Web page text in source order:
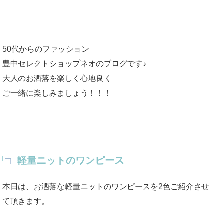
50代からのファッション
豊中セレクトショップネオのブログです♪
大人のお洒落を楽しく心地良く
ご一緒に楽しみましょう！！！
軽量ニットのワンピース
本日は、お洒落な軽量ニットのワンピースを2色ご紹介させ
て頂きます。